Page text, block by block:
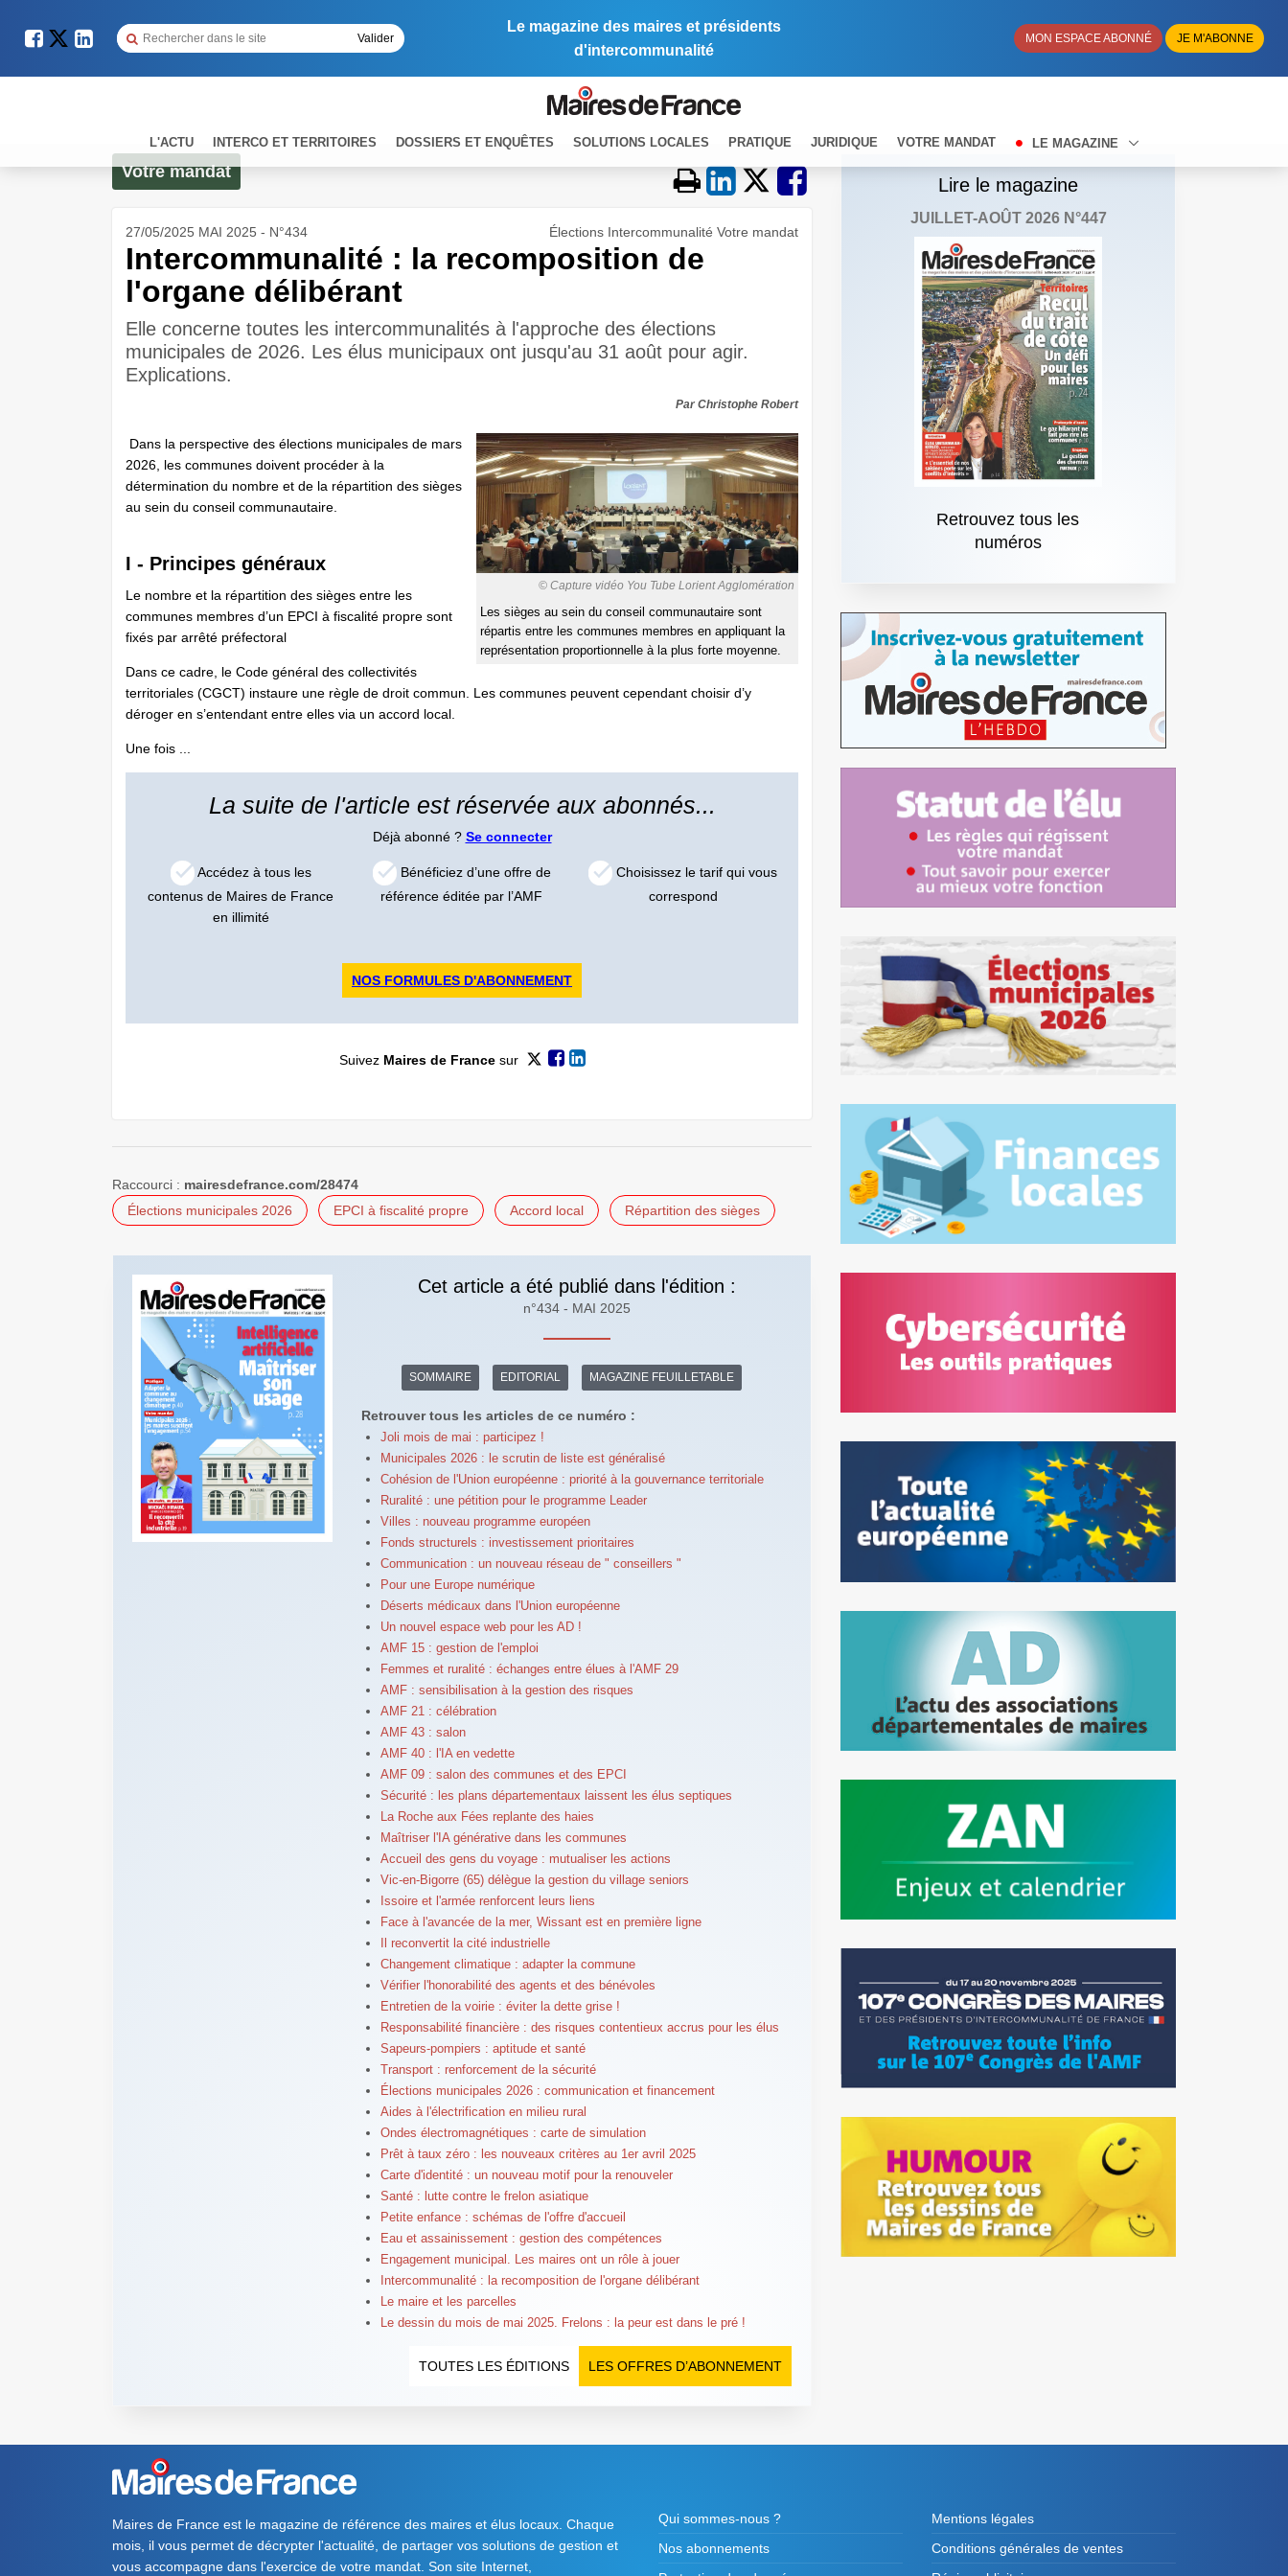
Le magazine des maires et présidents
d'intercommunalité
MON ESPACE ABONNÉ JE M'ABONNE
L'ACTU INTERCO ET TERRITOIRES DOSSIERS ET ENQUÊTES SOLUTIONS LOCALES PRATIQUE JURIDIQUE VOTRE MANDAT LE MAGAZINE
Votre mandat
27/05/2025 MAI 2025 - N°434 Élections Intercommunalité Votre mandat
Intercommunalité : la recomposition de
l'organe délibérant
Elle concerne toutes les intercommunalités à l'approche des élections
municipales de 2026. Les élus municipaux ont jusqu'au 31 août pour agir.
Explications.
Par Christophe Robert
© Capture vidéo You Tube Lorient Agglomération
Les sièges au sein du conseil communautaire sont
répartis entre les communes membres en appliquant la
représentation proportionnelle à la plus forte moyenne.
Dans la perspective des élections municipales de mars
2026, les communes doivent procéder à la
détermination du nombre et de la répartition des sièges
au sein du conseil communautaire.
I - Principes généraux
Le nombre et la répartition des sièges entre les
communes membres d’un EPCI à fiscalité propre sont
fixés par arrêté préfectoral
Dans ce cadre, le Code général des collectivités
territoriales (CGCT) instaure une règle de droit commun. Les communes peuvent cependant choisir d’y
déroger en s’entendant entre elles via un accord local.
Une fois ...
La suite de l'article est réservée aux abonnés...
Déjà abonné ? Se connecter
Accédez à tous les
contenus de Maires de France
en illimité
Bénéficiez d’une offre de
référence éditée par l’AMF
Choisissez le tarif qui vous
correspond
NOS FORMULES D'ABONNEMENT
Suivez Maires de Francesur
Raccourci : mairesdefrance.com/28474
Élections municipales 2026
EPCI à fiscalité propre Accord local Répartition des sièges
Cet article a été publié dans l'édition :
n°434 - MAI 2025
SOMMAIRE EDITORIAL MAGAZINE FEUILLETABLE
Retrouver tous les articles de ce numéro :
Joli mois de mai : participez !
Municipales 2026 : le scrutin de liste est généralisé
Cohésion de l'Union européenne : priorité à la gouvernance territoriale
Ruralité : une pétition pour le programme Leader
Villes : nouveau programme européen
Fonds structurels : investissement prioritaires
Communication : un nouveau réseau de " conseillers "
Pour une Europe numérique
Déserts médicaux dans l'Union européenne
Un nouvel espace web pour les AD !
AMF 15 : gestion de l'emploi
Femmes et ruralité : échanges entre élues à l'AMF 29
AMF : sensibilisation à la gestion des risques
AMF 21 : célébration
AMF 43 : salon
AMF 40 : l'IA en vedette
AMF 09 : salon des communes et des EPCI
Sécurité : les plans départementaux laissent les élus septiques
La Roche aux Fées replante des haies
Maîtriser l'IA générative dans les communes
Accueil des gens du voyage : mutualiser les actions
Vic-en-Bigorre (65) délègue la gestion du village seniors
Issoire et l'armée renforcent leurs liens
Face à l'avancée de la mer, Wissant est en première ligne
Il reconvertit la cité industrielle
Changement climatique : adapter la commune
Vérifier l'honorabilité des agents et des bénévoles
Entretien de la voirie : éviter la dette grise !
Responsabilité financière : des risques contentieux accrus pour les élus
Sapeurs-pompiers : aptitude et santé
Transport : renforcement de la sécurité
Élections municipales 2026 : communication et financement
Aides à l'électrification en milieu rural
Ondes électromagnétiques : carte de simulation
Prêt à taux zéro : les nouveaux critères au 1er avril 2025
Carte d'identité : un nouveau motif pour la renouveler
Santé : lutte contre le frelon asiatique
Petite enfance : schémas de l'offre d'accueil
Eau et assainissement : gestion des compétences
Engagement municipal. Les maires ont un rôle à jouer
Intercommunalité : la recomposition de l'organe délibérant
Le maire et les parcelles
Le dessin du mois de mai 2025. Frelons : la peur est dans le pré !
LES OFFRES D’ABONNEMENT
TOUTES LES ÉDITIONS
Lire le magazine
JUILLET-AOÛT 2026 N°447
Retrouvez tous les
numéros
Maires de France est le magazine de référence des maires et élus locaux. Chaque
mois, il vous permet de décrypter l'actualité, de partager vos solutions de gestion et
vous accompagne dans l'exercice de votre mandat. Son site Internet,
Qui sommes-nous ?
Nos abonnements
Mentions légales
Conditions générales de ventes